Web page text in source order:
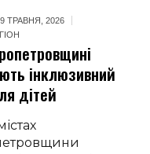
ТРАВНЯ, 2026
інклюзивний
дітей